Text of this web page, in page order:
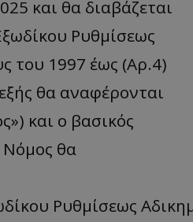
και θα διαβάζεται
Ρυθμίσεως
του 1997 έως (Αρ.4)
θα αναφέρονται
») και ο βασικός
θα
Ρυθμίσεως